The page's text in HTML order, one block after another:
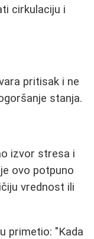
cirkulaciju i
pritisak i ne
stanja.
izvor stresa i
ovo potpuno
vrednost ili
primetio: "Kada